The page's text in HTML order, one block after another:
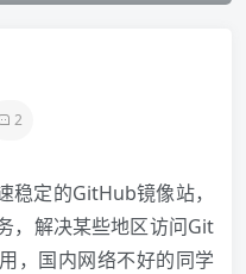
2
定的GitHub镜像站，
，解决某些地区访问Git
，国内网络不好的同学